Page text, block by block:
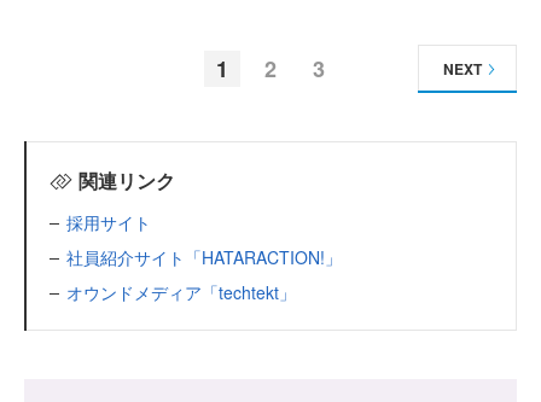
1 2 3 NEXT
関連リンク
採用サイト
社員紹介サイト「HATARACTION!」
オウンドメディア「techtekt」